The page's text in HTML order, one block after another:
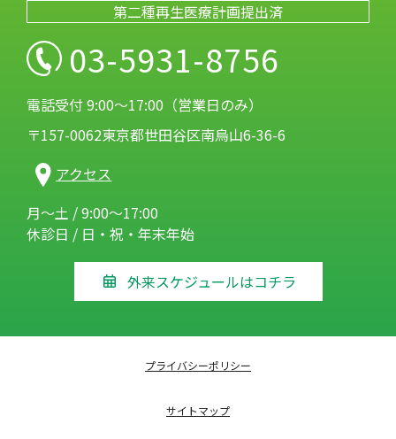
第二種再生医療計画提出済
03-5931-8756
電話受付 9:00～17:00（営業日のみ）
〒157-0062東京都世田谷区南烏山6-36-6
アクセス
月～土 / 9:00～17:00
休診日 / 日・祝・年末年始
外来スケジュールはコチラ
プライバシーポリシー
サイトマップ